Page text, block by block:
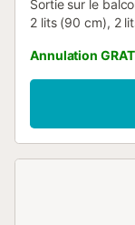
Sortie sur le
2 lits (90 cm), 2
micro-ondes,
Balcon. Mobilier
Internet
Annulation